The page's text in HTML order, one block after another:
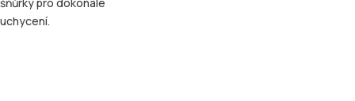
uchycení.